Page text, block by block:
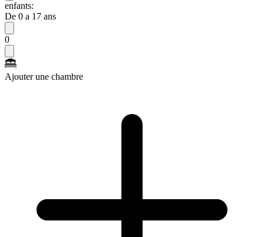
enfants:
De 0 a 17 ans
0
Ajouter une chambre